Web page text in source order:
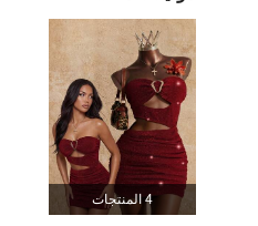
4.78
4.78
15K
4.78
15K
4 المنتجات